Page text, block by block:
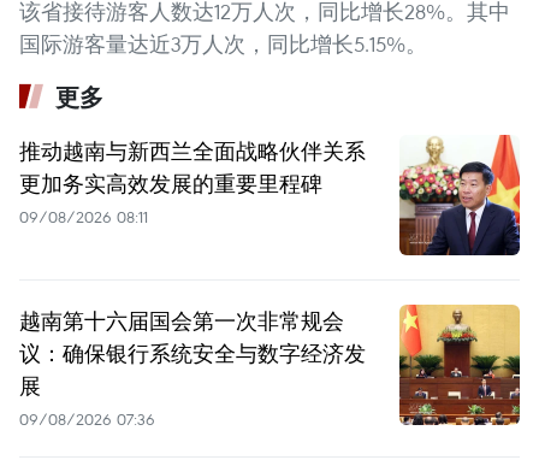
该省接待游客人数达12万人次，同比增长28%。其中
国际游客量达近3万人次，同比增长5.15%。
更多
推动越南与新西兰全面战略伙伴关系
更加务实高效发展的重要里程碑
09/08/2026 08:11
越南第十六届国会第一次非常规会
议：确保银行系统安全与数字经济发
展
09/08/2026 07:36